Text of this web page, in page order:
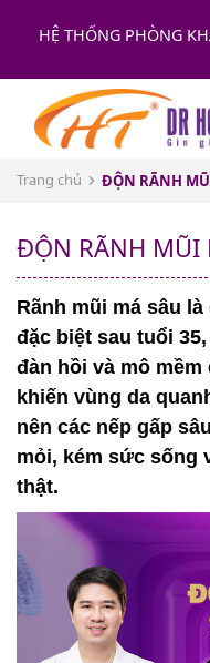
HỆ THỐNG PHÒNG
Trang chủ ĐỘN RÃNH
ĐỘN RÃNH MŨI
Rãnh mũi má sâu
đặc biệt sau tuổi
đàn hồi và mô
khiến vùng da
nên các nếp gấp
mỏi, kém sức sống
thật.